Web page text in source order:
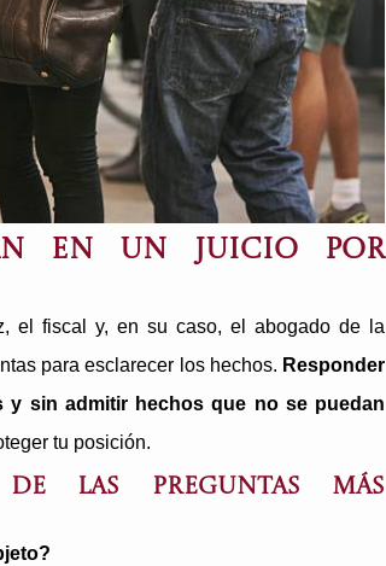
en un juicio por
el fiscal y, en su caso, el abogado de la
para esclarecer los hechos. Responder
y sin admitir hechos que no se puedan
tu posición.
las preguntas más